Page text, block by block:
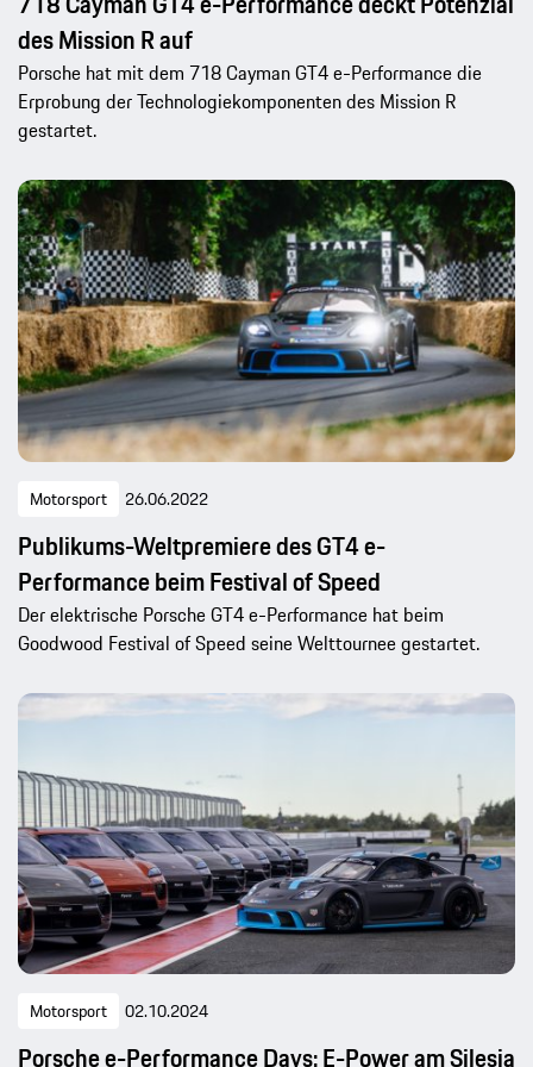
des Mission R auf
Porsche hat mit dem 718 Cayman GT4 e-Performance die
Erprobung der Technologiekomponenten des Mission R
gestartet.
Motorsport 26.06.2022
Publikums-Weltpremiere des GT4 e-
Performance beim Festival of Speed
Der elektrische Porsche GT4 e-Performance hat beim
Goodwood Festival of Speed seine Welttournee gestartet.
Motorsport 02.10.2024
Porsche e-Performance Days: E-Power am Silesia